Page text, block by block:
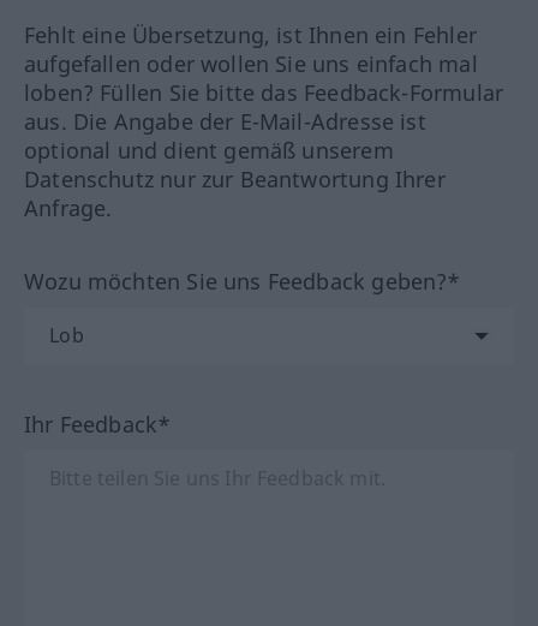
Fehlt eine Übersetzung, ist Ihnen ein Fehler
aufgefallen oder wollen Sie uns einfach mal
loben? Füllen Sie bitte das Feedback-Formular
aus. Die Angabe der E-Mail-Adresse ist
optional und dient gemäß unserem
Datenschutz nur zur Beantwortung Ihrer
Anfrage.
Wozu möchten Sie uns Feedback geben?*
Ihr Feedback*